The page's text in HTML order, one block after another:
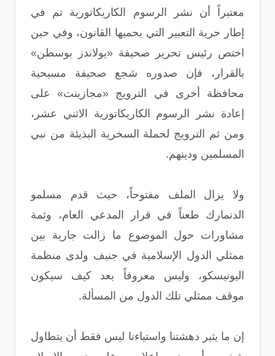
معتبراً أن نشر الرسوم الكاريكاتورية تم في
إطار حرية التعبير التي يحميها القانون، وفي حين
اختص رئيس تحرير صحيفة «يولاندز بوسطن»
بالقرار، فإن صدوره شجع صحيفة مسيحية
محافظة أخرى في الترويج «مجازينت» على
إعادة نشر الرسوم الكاريكاتورية الاثني عشر،
ومن ثم الترويج لحملة السخرية البذيئة من نبي
المسلمين ودينهم.
ولا يزال الملف مفتوحاً، حيث قدم مسلمو
الدنمارك طعناً في قرار المدعي العام، وثمة
مشاورات حول الموضوع ما زالت جارية بين
ممثلي الدول الإسلامية في جنيف ولدى منظمة
اليونيسكو، وليس معروفاً بعد كيف سيكون
موقف ممثلي تلك الدول من المسألة.
إن ما يثير دهشتنا واستياءنا ليس فقط أن يتطاول